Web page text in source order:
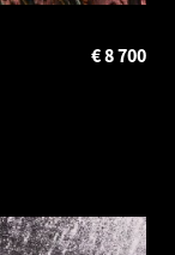
8 700
€